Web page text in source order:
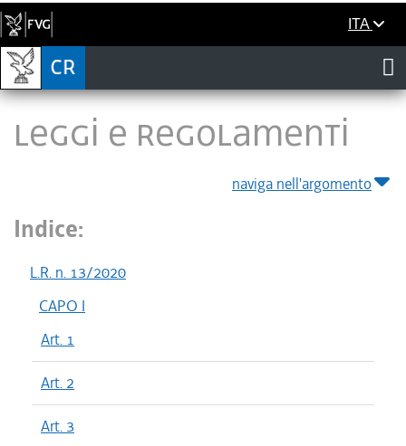
ITA
LEGGI E REGOLAMENTI
naviga nell'argomento
Indice:
L.R. n. 13/2020
CAPO I
Art. 1
Art. 2
Art. 3